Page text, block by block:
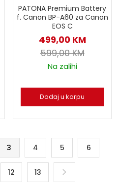
PATONA Premium Battery
f. Canon BP-A60 za Canon
EOS C
499,00 KM
599,00KM
Na zalihi
Dodaj u korpu
3 4 5 6
12 13